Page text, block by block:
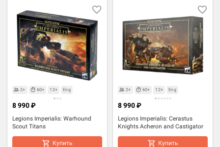
2+ 60+ 12+ Eng
Legions Imperialis: Warhound
Scout Titans
8 990 ₽
Купить
2+ 60+ 12+ Eng
Legions Imperialis: Cerastus
Knights Acheron and Castigator
8 990 ₽
Купить